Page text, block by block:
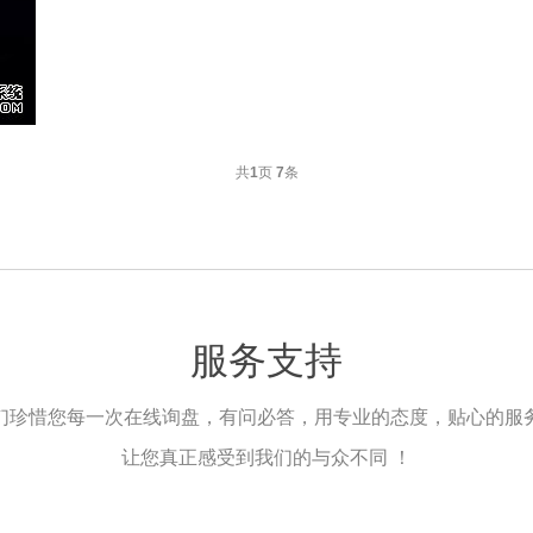
共1页 7条
服务支持
珍惜您每一次在线询盘，有问必答，用专业的态度，贴心的服
让您真正感受到我们的与众不同 ！